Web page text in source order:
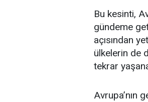
Bu kesinti,
gündeme
açısından
ülkelerin de
tekrar
Avrupa’nın